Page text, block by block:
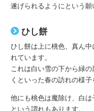
遂げられるようにという願
ひし餅
ひし餅は上に桃色、真ん
れています。
これは白い雪の下から緑
くといった春の訪れの様子
他にも桃色は魔除け、白
という謂れもあります。